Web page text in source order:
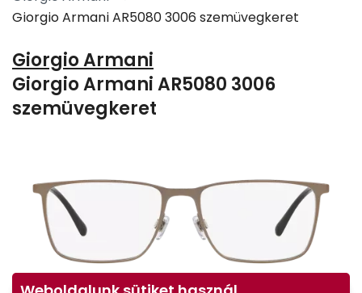
Giorgio Armani AR5080 3006 szemüvegkeret
Giorgio Armani
Giorgio Armani AR5080 3006
szemüvegkeret